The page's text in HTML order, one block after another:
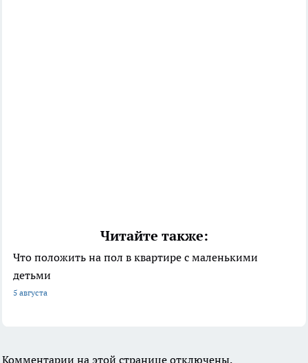
Читайте также:
Что положить на пол в квартире с маленькими
детьми
5 августа
Комментарии на этой странице отключены.